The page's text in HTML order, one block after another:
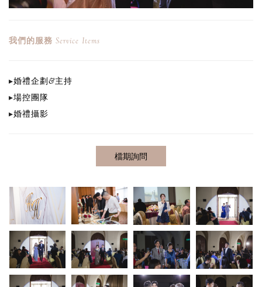
我們的服務 Service Items
▸婚禮企劃&主持
▸場控團隊
▸婚禮攝影